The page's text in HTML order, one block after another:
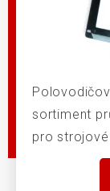
sortiment
pro strojové